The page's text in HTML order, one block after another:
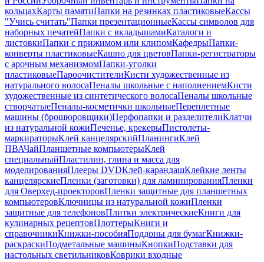
кольцахКарты памятиПапки на резинках пластиковыеКассы
"Учись считать"Папки презентационныеКассы символов для
наборных печатейПапки с вкладышамиКаталоги и
листовкиПапки с прижимом или клипомКафедрыПапки-
конверты пластиковыеКашпо для цветовПапки-регистраторы
с арочным механизмомПапки-уголки
пластиковыеПароочистителиКисти художественные из
натурального волосаПеналы школьные с наполнениемКисти
художественные из синтетического волосаПеналы школьные
створчатыеПеналы-косметички школьныеПереплетные
машины (брошюровщики)Перфопапки и разделителиКлатчи
из натуральной кожиПеченье, крекерыПистолеты-
маркираторыКлей канцелярскийПланингиКлей
ПВАЧайПланшетные компьютерыКлей
специальныйПластилин, глина и масса для
моделированияПлееры DVDКлей-карандашКлейкие ленты
канцелярскиеПленки (заготовки) для ламинированияПленки
для Оверхед-проекторовПленки защитные для планшетных
компьютеровКлючницы из натуральной кожиПленки
защитные для телефоновПлитки электрическиеКниги для
кулинарных рецептовПлоттерыКниги и
справочникиКнижки-пособияПоддоны для бумагКнижки-
раскраскиПодметальные машиныКнопкиПодставки для
настольных светильниковКоврики входные